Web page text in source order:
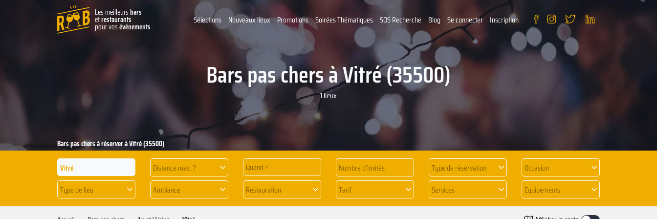
Les meilleursbars
etrestaurants
pour vosévénements
Sélections Nouveaux lieux Promotions Soirées Thématiques SOS Recherche Blog Se connecter Inscription
Bars pas chers à Vitré (35500)
1 lieux
Distance max. ? Quand ? Type de réservation
Occasion
Type de lieu
Ambiance Restauration Tarif Services Equipements
Bars pas chers à réserver à Vitré (35500)